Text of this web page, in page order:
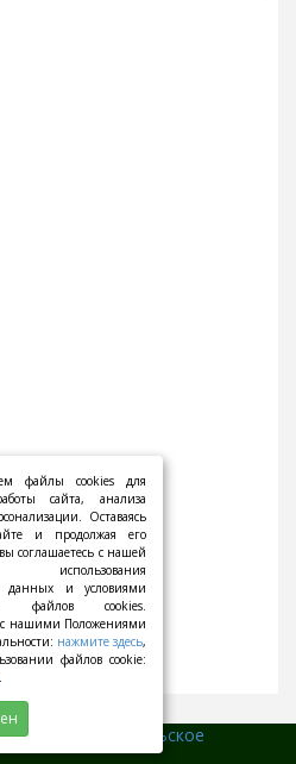
||
Пользовательское
файлы cookies для
сайта, анализа
Оставаясь
и продолжая его
соглашаетесь с нашей
использования
данных и условиями
файлов cookies.
с нашими Положениями
нажмите здесь,
файлов cookie:
.